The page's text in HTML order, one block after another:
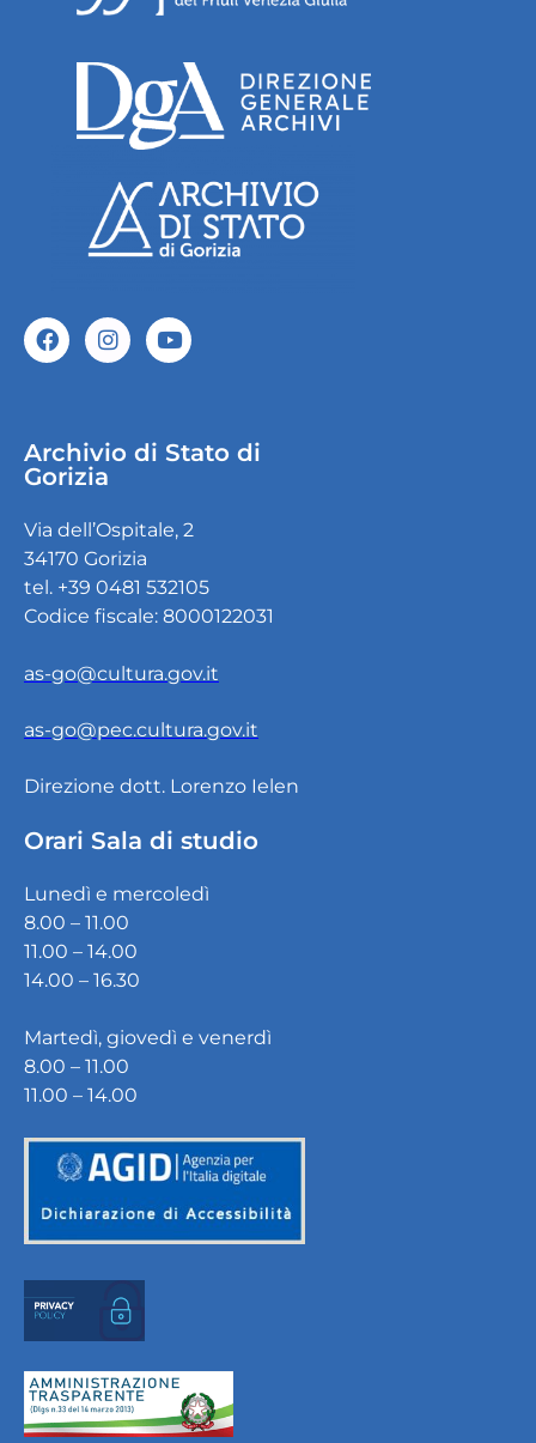
Archivio di Stato di
Gorizia
Via dell’Ospitale, 2
34170 Gorizia
tel. +39 0481 532105
Codice fiscale: 8000122031
as-go@cultura.gov.it
as-go@pec.cultura.gov.it
Direzione dott. Lorenzo Ielen
Orari Sala di studio
Lunedì e mercoledì
8.00 – 11.00
11.00 – 14.00
14.00 – 16.30
Martedì, giovedì e venerdì
8.00 – 11.00
11.00 – 14.00